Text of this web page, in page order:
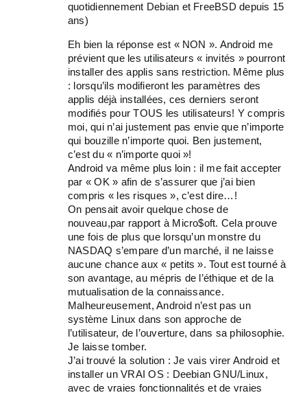
quotidiennement Debian et FreeBSD depuis 15
ans)
Eh bien la réponse est « NON ». Android me
prévient que les utilisateurs « invités » pourront
installer des applis sans restriction. Même plus
: lorsqu’ils modifieront les paramètres des
applis déjà installées, ces derniers seront
modifiés pour TOUS les utilisateurs! Y compris
moi, qui n’ai justement pas envie que n’importe
qui bouzille n’importe quoi. Ben justement,
c’est du « n’importe quoi »!
Android va même plus loin : il me fait accepter
par « OK » afin de s’assurer que j’ai bien
compris « les risques », c’est dire…!
On pensait avoir quelque chose de
nouveau,par rapport à Micro$oft. Cela prouve
une fois de plus que lorsqu’un monstre du
NASDAQ s’empare d’un marché, il ne laisse
aucune chance aux « petits ». Tout est tourné à
son avantage, au mépris de l’éthique et de la
mutualisation de la connaissance.
Malheureusement, Android n’est pas un
système Linux dans son approche de
l’utilisateur, de l’ouverture, dans sa philosophie.
Je laisse tomber.
J’ai trouvé la solution : Je vais virer Android et
installer un VRAI OS : Deebian GNU/Linux,
avec de vraies fonctionnalités et de vraies